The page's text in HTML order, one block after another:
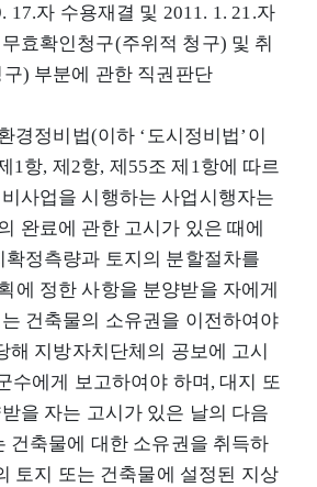
17.자 수용재결 및 2011. 1. 21.자
효확인청구(주위적 청구) 및 취
) 부분에 관한 직권판단
경정비법(이하 ‘도시정비법’이
1항, 제2항, 제55조 제1항에 따르
사업을 시행하는 사업시행자는
완료에 관한 고시가 있은 때에
확정측량과 토지의 분할절차를
에 정한 사항을 분양받을 자에게
건축물의 소유권을 이전하여야
해 지방자치단체의 공보에 고시
수에게 보고하여야 하며, 대지 또
을 자는 고시가 있은 날의 다음
건축물에 대한 소유권을 취득하
토지 또는 건축물에 설정된 지상